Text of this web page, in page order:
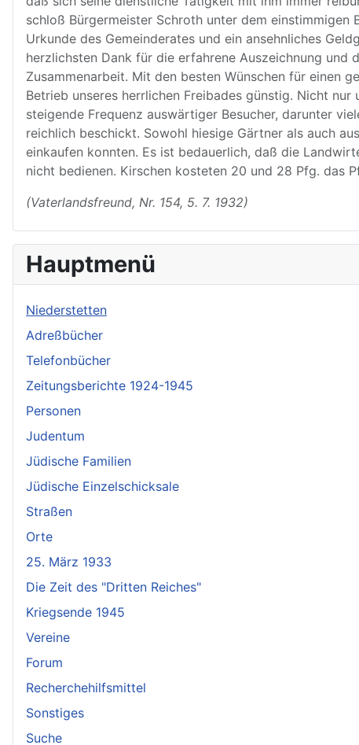
schloß Bürgermeister Schroth unter dem einstimmigen
Urkunde des Gemeinderates und ein ansehnliches
herzlichsten Dank für die erfahrene Auszeichnung und
Zusammenarbeit. Mit den besten Wünschen für einen
Betrieb unseres herrlichen Freibades günstig. Nicht
steigende Frequenz auswärtiger Besucher, darunter
reichlich beschickt. Sowohl hiesige Gärtner als auch
einkaufen konnten. Es ist bedauerlich, daß die
nicht bedienen. Kirschen kosteten 20 und 28 Pfg. das
(Vaterlandsfreund, Nr. 154, 5. 7. 1932)
Hauptmenü
Niederstetten
Adreßbücher
Telefonbücher
Zeitungsberichte 1924-1945
Personen
Judentum
Jüdische Familien
Jüdische Einzelschicksale
Straßen
Orte
25. März 1933
Die Zeit des "Dritten Reiches"
Kriegsende 1945
Vereine
Forum
Recherchehilfsmittel
Sonstiges
Suche